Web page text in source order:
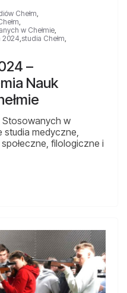
Chełm,
,
w Chełmie,
2024,studia Chełm,
–
Nauk
Stosowanych w
studia medyczne,
filologiczne i